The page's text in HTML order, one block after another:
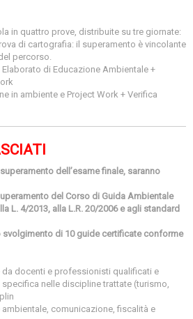
in quattro prove, distribuite su tre giornate:
di cartografia: il superamento è vincolante
percorso.
di Educazione Ambientale +
in ambiente e Project Work + Verifica
dell’esame finale, saranno
del Corso di Guida Ambientale
L. 4/2013, alla L.R. 20/2006 e agli standard
svolgimento di 10 guide certificate conforme
docenti e professionisti qualificati e
nelle discipline trattate (turismo,
comunicazione, fiscalità e